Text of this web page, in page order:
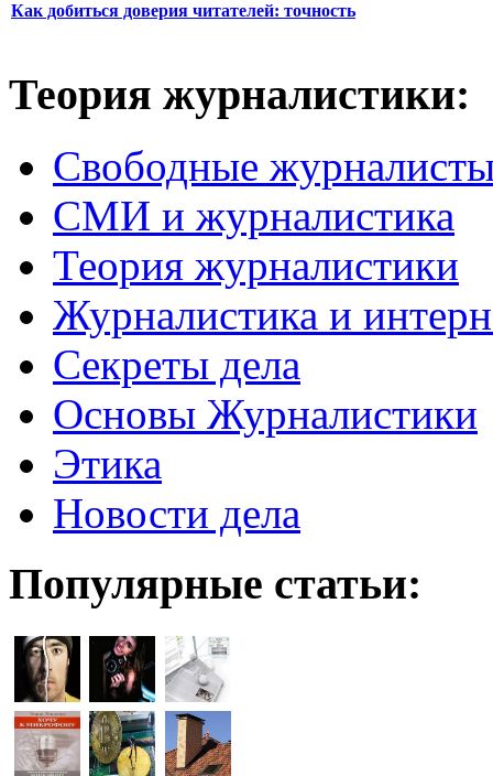
Как добиться доверия читателей: точность
Теория журналистики:
Свободные
СМИ и журналистика
Теория журналистики
Журналистика и
Секреты дела
Основы Журналистики
Этика
Новости дела
Популярные статьи: